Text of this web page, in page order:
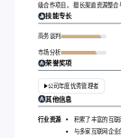
级合作项目。 擅长渠道资源整合
技能专长
商务谈判
市场分析
荣誉奖项
公司年度优秀管理者
其他信息
行业资源: 积累了丰富的互联
与多家互联网企业